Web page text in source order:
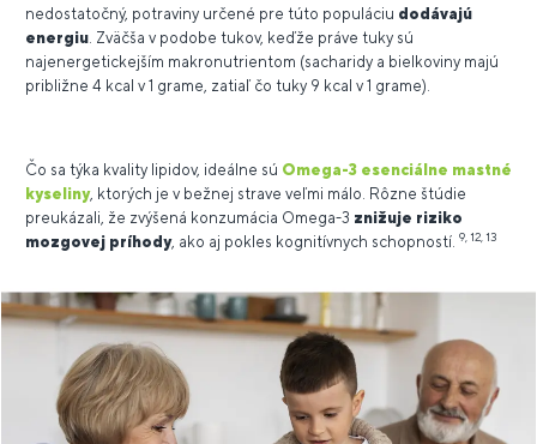
nedostatočný, potraviny určené pre túto populáciu dodávajú
energiu . Zväčša v podobe tukov, keďže práve tuky sú
najenergetickejším makronutrientom (sacharidy a bielkoviny majú
približne 4 kcal v 1 grame, zatiaľ čo tuky 9 kcal v 1 grame).
Čo sa týka kvality lipidov, ideálne sú Omega-3 esenciálne mastné
kyseliny, ktorých je v bežnej strave veľmi málo. Rôzne štúdie
preukázali, že zvýšená konzumácia Omega-3 znižuje riziko
mozgovej príhody, ako aj pokles kognitívnych schopností. 9, 12, 13